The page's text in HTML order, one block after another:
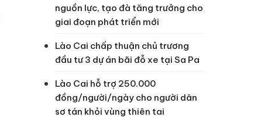
nguồn lực, tạo đà tăng trưởng cho
giai đoạn phát triển mới
Lào Cai chấp thuận chủ trương
đầu tư 3 dự án bãi đỗ xe tại Sa Pa
Lào Cai hỗ trợ 250.000
đồng/người/ngày cho người dân
sơ tán khỏi vùng thiên tai